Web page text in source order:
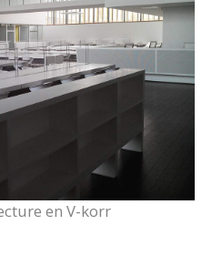
en V-korr